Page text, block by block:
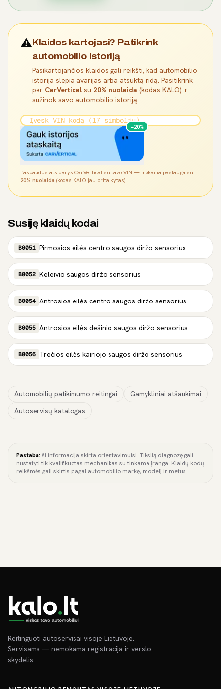
⚠️Klaidos kartojasi? Patikrink
automobilio istoriją
Pasikartojančios klaidos gali reikšti, kad automobilio
istorija slepia avarijas arba atsuktą ridą. Pasitikrink
per CarVertical su 20% nuolaida (kodas KALO) ir
sužinok savo automobilio istoriją.
−20%
Paspaudus atsidarys CarVertical su tavo VIN — mokama paslauga su
20% nuolaida (kodas KALO jau pritaikytas).
Susiję klaidų kodai
B0051 Pirmosios eilės centro saugos diržo sensorius
B0052 Keleivio saugos diržo sensorius
B0054 Antrosios eilės centro saugos diržo sensorius
B0055 Antrosios eilės dešinio saugos diržo sensorius
B0056 Trečios eilės kairiojo saugos diržo sensorius
Automobilių patikimumo reitingai
Gamykliniai atšaukimai
Autoservisų katalogas
Pastaba:ši informacija skirta orientavimuisi. Tikslią diagnozę gali
nustatyti tik kvalifikuotas mechanikas su tinkama įranga. Klaidų kodų
reikšmės gali skirtis pagal automobilio markę, modelį ir metus.
Reitinguoti autoservisai visoje Lietuvoje.
Servisams — nemokama registracija ir verslo
skydelis.